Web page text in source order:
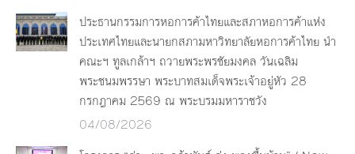
ประธานกรรมการหอการค้าไทยและสภาหอการค้าแห่ง
ประเทศไทยและนายกสภามหาวิทยาลัยหอการค้าไทย นำ
คณะฯ ทูลเกล้าฯ ถวายพระพรชัยมงคล วันเฉลิม
พระชนมพรรษา พระบาทสมเด็จพระเจ้าอยู่หัว 28
กรกฎาคม 2569 ณ พระบรมมหาราชวัง
04/08/2026